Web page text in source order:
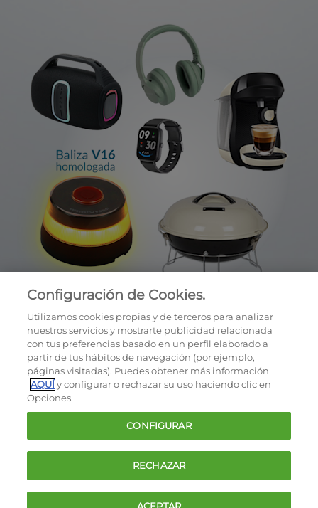
Cookies
Política de privacidad
Términos y condiciones de la oferta
Contacto
FAQ
Configuración de Cookies.
Utilizamos cookies propias y de terceros para analizar
nuestros servicios y mostrarte publicidad relacionada
con tus preferencias basado en un perfil elaborado a
partir de tus hábitos de navegación (por ejemplo,
páginas visitadas). Puedes obtener más información
AQUÍy configurar o rechazar su uso haciendo clic en
Opciones.
CONFIGURAR
RECHAZAR